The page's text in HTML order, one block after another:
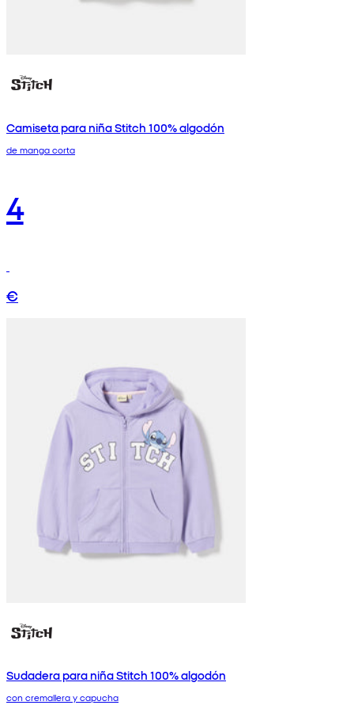
Camiseta para niña Stitch 100% algodón
de manga corta
4
€
Sudadera para niña Stitch 100% algodón
con cremallera y capucha